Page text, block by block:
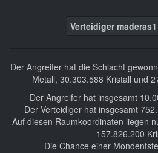
Verteidiger
Der Angreifer hat die Schlacht
Metall, 30.303.588 Kristall und
Der Angreifer hat insgesamt
Der Verteidiger hat insgesamt
Auf diesen Raumkoordinaten liegen
157.826.200
Die Chance einer